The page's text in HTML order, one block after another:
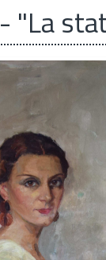
- "La